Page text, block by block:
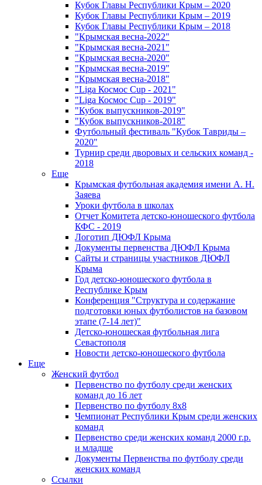
Кубок Главы Республики Крым – 2020
Кубок Главы Республики Крым – 2019
Кубок Главы Республики Крым – 2018
"Крымская весна-2022"
"Крымская весна-2021"
"Крымская весна-2020"
"Крымская весна-2019"
"Крымская весна-2018"
"Liga Космос Cup - 2021"
"Liga Космос Cup - 2019"
"Кубок выпускников-2019"
"Кубок выпускников-2018"
Футбольный фестиваль "Кубок Тавриды –
2020"
Турнир среди дворовых и сельских команд -
2018
Еще
Крымская футбольная академия имени А. Н.
Заяева
Уроки футбола в школах
Отчет Комитета детско-юношеского футбола
КФС - 2019
Логотип ДЮФЛ Крыма
Документы первенства ДЮФЛ Крыма
Сайты и страницы участников ДЮФЛ
Крыма
Год детско-юношеского футбола в
Республике Крым
Конференция "Структура и содержание
подготовки юных футболистов на базовом
этапе (7-14 лет)"
Детско-юношеская футбольная лига
Севастополя
Новости детско-юношеского футбола
Еще
Женский футбол
Первенство по футболу среди женских
команд до 16 лет
Первенство по футболу 8х8
Чемпионат Республики Крым среди женских
команд
Первенство среди женских команд 2000 г.р.
и младше
Документы Первенства по футболу среди
женских команд
Ссылки